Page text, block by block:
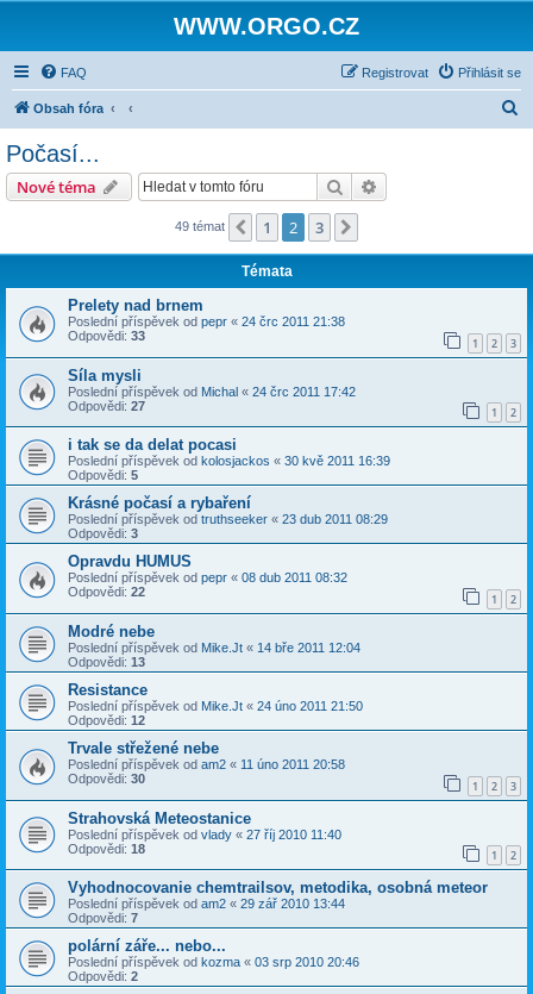
WWW.ORGO.CZ
FAQ Přihlásit se
Registrovat
Obsah fóra
Počasí...
Nové téma Hledat
49 témat Předchozí
1 2 3
Témata
Prelety nad brnem
Poslední příspěvek od pepr « 24 črc 2011 21:38
Odpovědi: 33 1 2 3
Síla mysli
Poslední příspěvek od Michal « 24 črc 2011 17:42
Odpovědi: 27 1 2
i tak se da delat pocasi
Poslední příspěvek od kolosjackos « 30 kvě 2011 16:39
Odpovědi: 5
Krásné počasí a rybaření
Poslední příspěvek od truthseeker « 23 dub 2011 08:29
Odpovědi: 3
Opravdu HUMUS
Poslední příspěvek od pepr « 08 dub 2011 08:32
Odpovědi: 22 1 2
Modré nebe
Poslední příspěvek od Mike.Jt « 14 bře 2011 12:04
Odpovědi: 13
Resistance
Poslední příspěvek od Mike.Jt « 24 úno 2011 21:50
Odpovědi: 12
Trvale střežené nebe
Poslední příspěvek od am2 « 11 úno 2011 20:58
Odpovědi: 30 1 2 3
Strahovská Meteostanice
Poslední příspěvek od vlady « 27 říj 2010 11:40
Odpovědi: 18 1 2
Vyhodnocovanie chemtrailsov, metodika, osobná meteor
Poslední příspěvek od am2 « 29 zář 2010 13:44
Odpovědi: 7
polární záře... nebo...
Poslední příspěvek od kozma « 03 srp 2010 20:46
Odpovědi: 2